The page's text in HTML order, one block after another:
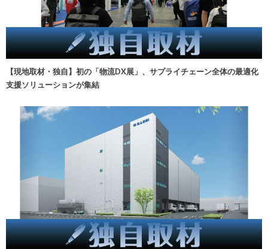
【現地取材・独自】初の「物流DX展」、サプライチェーン全体の最適化
支援ソリューションが集結